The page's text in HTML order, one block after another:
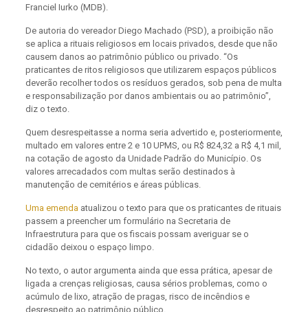
Franciel Iurko (MDB).
De autoria do vereador Diego Machado (PSD), a proibição não
se aplica a rituais religiosos em locais privados, desde que não
causem danos ao patrimônio público ou privado. “Os
praticantes de ritos religiosos que utilizarem espaços públicos
deverão recolher todos os resíduos gerados, sob pena de multa
e responsabilização por danos ambientais ou ao patrimônio”,
diz o texto.
Quem desrespeitasse a norma seria advertido e, posteriormente,
multado em valores entre 2 e 10 UPMS, ou R$ 824,32 a R$ 4,1 mil,
na cotação de agosto da Unidade Padrão do Município. Os
valores arrecadados com multas serão destinados à
manutenção de cemitérios e áreas públicas.
Uma emenda atualizou o texto para que os praticantes de rituais
passem a preencher um formulário na Secretaria de
Infraestrutura para que os fiscais possam averiguar se o
cidadão deixou o espaço limpo.
No texto, o autor argumenta ainda que essa prática, apesar de
ligada a crenças religiosas, causa sérios problemas, como o
acúmulo de lixo, atração de pragas, risco de incêndios e
desrespeito ao patrimônio público.